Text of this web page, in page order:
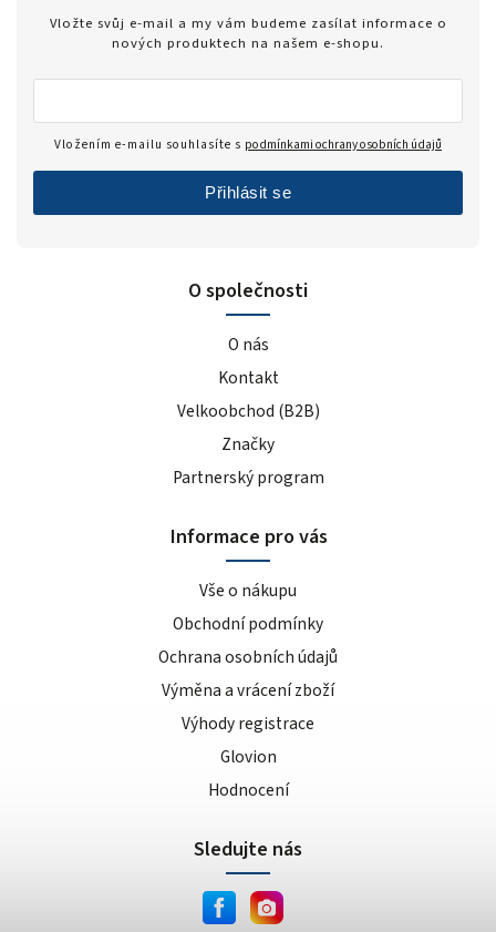
O společnosti
O nás
Kontakt
Velkoobchod (B2B)
Značky
Partnerský program
Informace pro vás
Vše o nákupu
Obchodní podmínky
Ochrana osobních údajů
Výměna a vrácení zboží
Výhody registrace
Glovion
Hodnocení
Vložte svůj e-mail a my vám budeme zasílat informace o
nových produktech na našem e-shopu.
Vložením e-mailu souhlasíte s podmínkami ochrany osobních údajů
Přihlásit se
Sledujte nás